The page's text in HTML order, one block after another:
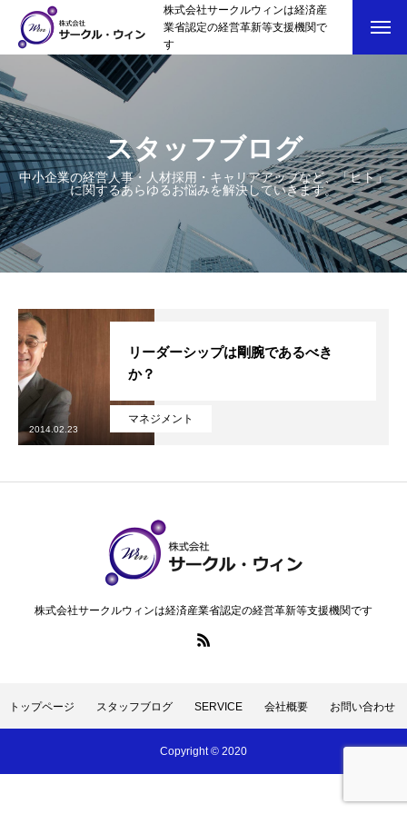
株式会社サークルウィンは経済産
業省認定の経営革新等支援機関で
す
トップページ
スタッフブログ
SERVICE
会社概要
お問い合わせ
無料メルマガ登録
スタッフブログ SERVICE 会社概要
スタッフブログ
中小企業の経営人事・人材採用・キャリアアップなど、「ヒト」
に関するあらゆるお悩みを解決していきます。
マネジメント
リーダーシップは剛腕であるべき
か？
2014.02.23
株式会社サークルウィンは経済産業省認定の経営革新等支援機関です
トップページ スタッフブログ SERVICE 会社概要 お問い合わせ
Copyright © 2020